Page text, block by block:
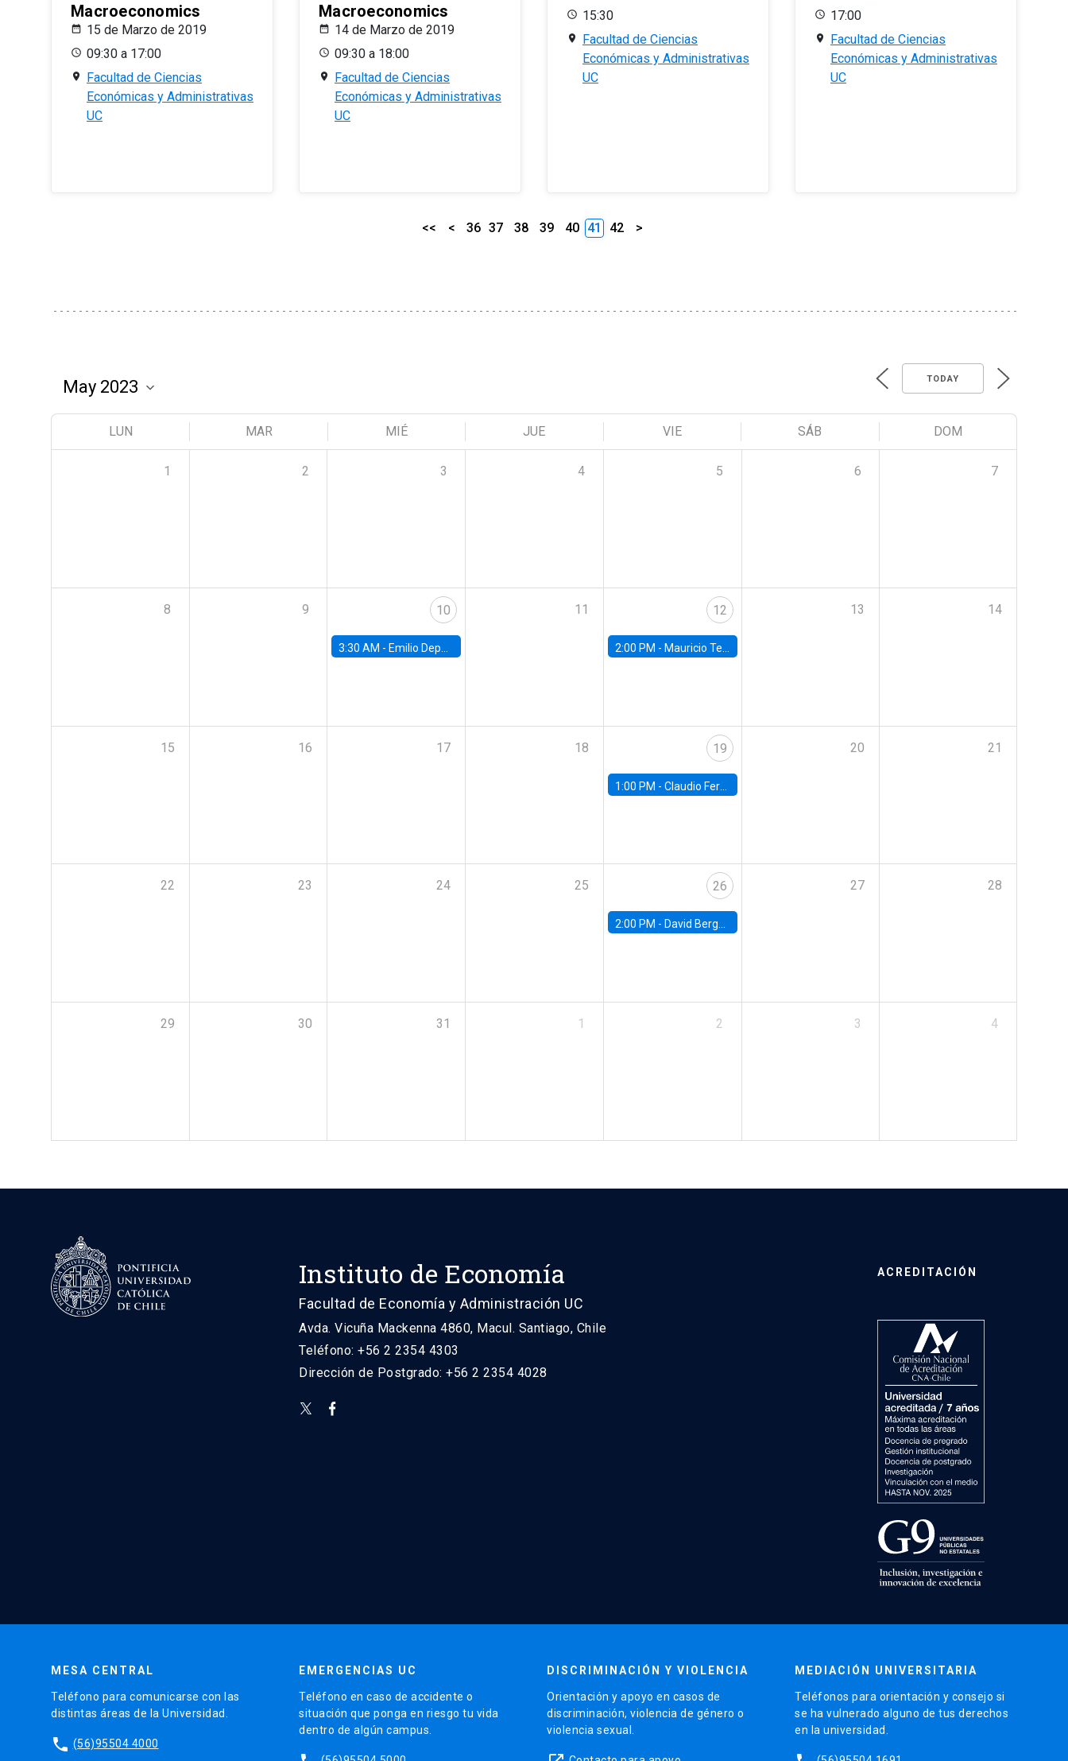
Macroeconomics
15 de Marzo de 2019
09:30 a 17:00
Facultad de Ciencias
Económicas y Administrativas
UC
Macroeconomics
14 de Marzo de 2019
09:30 a 18:00
Facultad de Ciencias
Económicas y Administrativas
UC
15:30
Facultad de Ciencias
Económicas y Administrativas
UC
17:00
Facultad de Ciencias
Económicas y Administrativas
UC
<< < 36 37 38 39 40 41 42 >
TODAY
LUN MAR MIÉ JUE VIE SÁB DOM
1 2 3 4 5 6 7
8 9 10
3:30 AM - Emilio Depetris-Chauvín, Universidad Católica
11 12
2:00 PM - Mauricio Tejada, UDP
13 14
15 16 17 18 19
1:00 PM - Claudio Ferraz, British Columbia
20 21
22 23 24 25 26
2:00 PM - David Berger, Duke
27 28
29 30 31 1 2 3 4
Instituto de Economía
Facultad de Economía y Administración UC
Avda. Vicuña Mackenna 4860, Macul. Santiago, Chile
Teléfono: +56 2 2354 4303
Dirección de Postgrado: +56 2 2354 4028
ACREDITACIÓN
MESA CENTRAL
Teléfono para comunicarse con las
distintas áreas de la Universidad.
phone (56)95504 4000
EMERGENCIAS UC
Teléfono en caso de accidente o
situación que ponga en riesgo tu vida
dentro de algún campus.
DISCRIMINACIÓN Y VIOLENCIA
Orientación y apoyo en casos de
discriminación, violencia de género o
violencia sexual.
MEDIACIÓN UNIVERSITARIA
Teléfonos para orientación y consejo si
se ha vulnerado alguno de tus derechos
en la universidad.